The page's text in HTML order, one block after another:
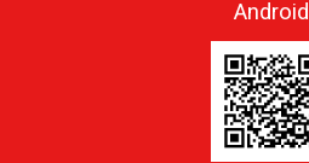
Android